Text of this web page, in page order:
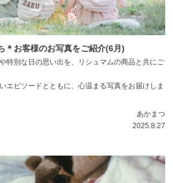
＊お客様のお写真をご紹介(6月)
特別な日の思い出を、リシュマムの商品と共にご
エピソードとともに、心温まる写真をお届けしま
あかまつ
2025.8.27